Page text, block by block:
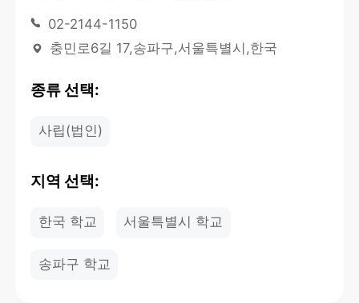
02-2144-1150
충민로6길 17,송파구,서울특별시,한국
종류 선택:
사립(법인)
지역 선택:
한국 학교 서울특별시 학교
송파구 학교